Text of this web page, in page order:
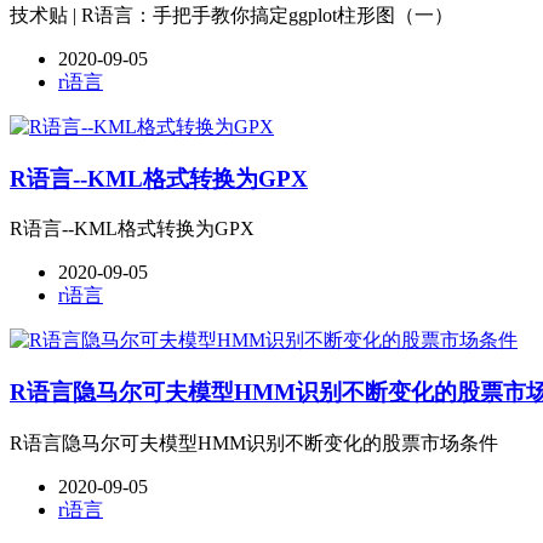
技术贴 | R语言：手把手教你搞定ggplot柱形图（一）
2020-09-05
r语言
R语言--KML格式转换为GPX
R语言--KML格式转换为GPX
2020-09-05
r语言
R语言隐马尔可夫模型HMM识别不断变化的股票市
R语言隐马尔可夫模型HMM识别不断变化的股票市场条件
2020-09-05
r语言